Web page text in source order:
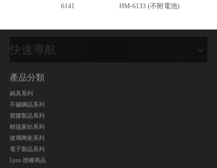
6141
HM-6133 (不附電池)
快速導航
產品分類
鍋具系列
不鏽鋼品系列
塑膠製品系列
棉毯家紡系列
玻璃陶瓷系列
電子製品系列
Lynx 授權商品